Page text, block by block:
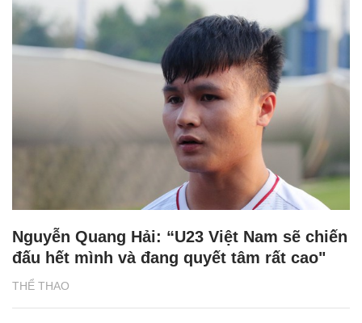
THỂ THAO
Nguyễn Quang Hải: “U23 Việt Nam sẽ chiến
đấu hết mình và đang quyết tâm rất cao"